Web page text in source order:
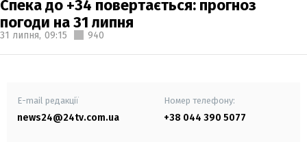
Спека до +34 повертається: прогноз
погоди на 31 липня
31 липня, 09:15 940
E-mail редакції
news24@24tv.com.ua
Номер телефону:
+38 044 390 5077